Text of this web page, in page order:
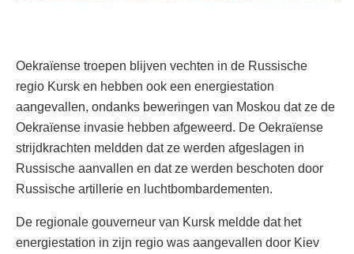
Oekraïense troepen blijven vechten in de Russische
regio Kursk en hebben ook een energiestation
aangevallen, ondanks beweringen van Moskou dat ze de
Oekraïense invasie hebben afgeweerd. De Oekraïense
strijdkrachten meldden dat ze werden afgeslagen in
Russische aanvallen en dat ze werden beschoten door
Russische artillerie en luchtbombardementen.
De regionale gouverneur van Kursk meldde dat het
energiestation in zijn regio was aangevallen door Kiev